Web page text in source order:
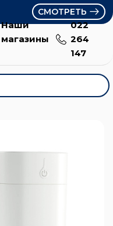
СМОТРЕТЬ
Наши
магазины
022
264
147